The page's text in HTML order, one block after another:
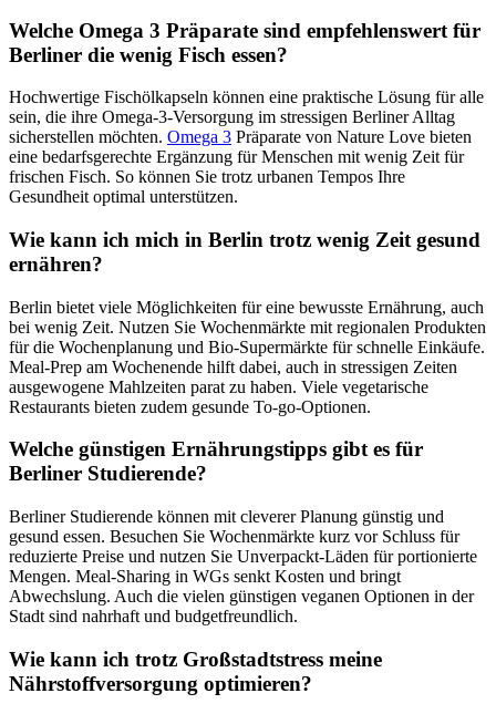
Welche Omega 3 Präparate sind empfehlenswert für
Berliner die wenig Fisch essen?
Hochwertige Fischölkapseln können eine praktische Lösung für alle
sein, die ihre Omega-3-Versorgung im stressigen Berliner Alltag
sicherstellen möchten. Omega 3 Präparate von Nature Love bieten
eine bedarfsgerechte Ergänzung für Menschen mit wenig Zeit für
frischen Fisch. So können Sie trotz urbanen Tempos Ihre
Gesundheit optimal unterstützen.
Wie kann ich mich in Berlin trotz wenig Zeit gesund
ernähren?
Berlin bietet viele Möglichkeiten für eine bewusste Ernährung, auch
bei wenig Zeit. Nutzen Sie Wochenmärkte mit regionalen Produkten
für die Wochenplanung und Bio-Supermärkte für schnelle Einkäufe.
Meal-Prep am Wochenende hilft dabei, auch in stressigen Zeiten
ausgewogene Mahlzeiten parat zu haben. Viele vegetarische
Restaurants bieten zudem gesunde To-go-Optionen.
Welche günstigen Ernährungstipps gibt es für
Berliner Studierende?
Berliner Studierende können mit cleverer Planung günstig und
gesund essen. Besuchen Sie Wochenmärkte kurz vor Schluss für
reduzierte Preise und nutzen Sie Unverpackt-Läden für portionierte
Mengen. Meal-Sharing in WGs senkt Kosten und bringt
Abwechslung. Auch die vielen günstigen veganen Optionen in der
Stadt sind nahrhaft und budgetfreundlich.
Wie kann ich trotz Großstadtstress meine
Nährstoffversorgung optimieren?